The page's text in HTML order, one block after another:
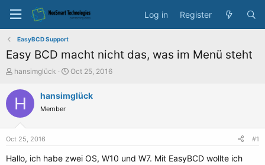
Log in Register
EasyBCD Support
Easy BCD macht nicht das, was im Menü steht
T
r
e
s
a
hansimglück
S
a
r
e
Oct 25, 2016
H hansimglück
Member
Oct 25, 2016 #1
Hallo, ich habe zwei OS, W10 und W7. Mit EasyBCD wollte ich